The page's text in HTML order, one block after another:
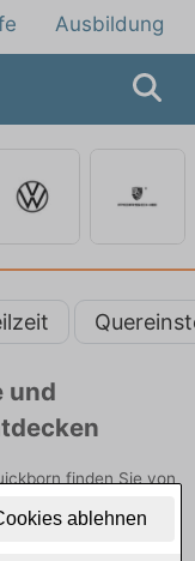
ablehnen
Ausbildung
und
finden Sie von
von Top-